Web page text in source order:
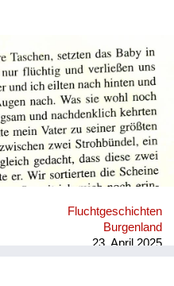
Fluchtgeschichten
Burgenland
23. April 2025